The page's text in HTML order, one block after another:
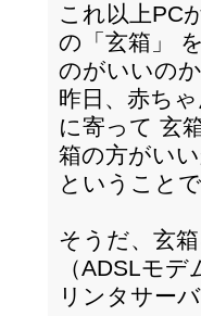
これ以上PC
の「玄箱」
のがいいの
昨日、赤ち
に寄って 玄
箱の方がい
ということ
そうだ、玄
（ADSLモ
リンタサー